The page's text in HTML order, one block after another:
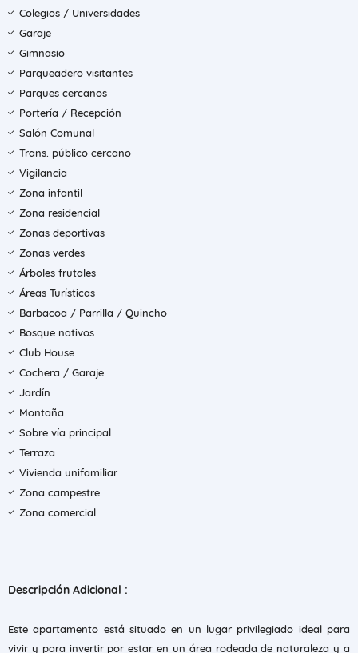
Colegios / Universidades
Garaje
Gimnasio
Parqueadero visitantes
Parques cercanos
Portería / Recepción
Salón Comunal
Trans. público cercano
Vigilancia
Zona infantil
Zona residencial
Zonas deportivas
Zonas verdes
Árboles frutales
Áreas Turísticas
Barbacoa / Parrilla / Quincho
Bosque nativos
Club House
Cochera / Garaje
Jardín
Montaña
Sobre vía principal
Terraza
Vivienda unifamiliar
Zona campestre
Zona comercial
Descripción Adicional :
Este apartamento está situado en un lugar privilegiado ideal para
vivir y para invertir por estar en un área rodeada de naturaleza y a